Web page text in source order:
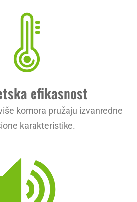
efikasnost
komora pružaju izvanredne
karakteristike.